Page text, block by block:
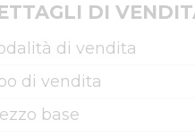
DI
di vendita
di vendita
base